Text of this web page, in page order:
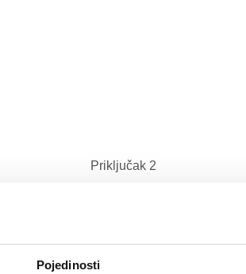
Pojedinosti
Priključak 2